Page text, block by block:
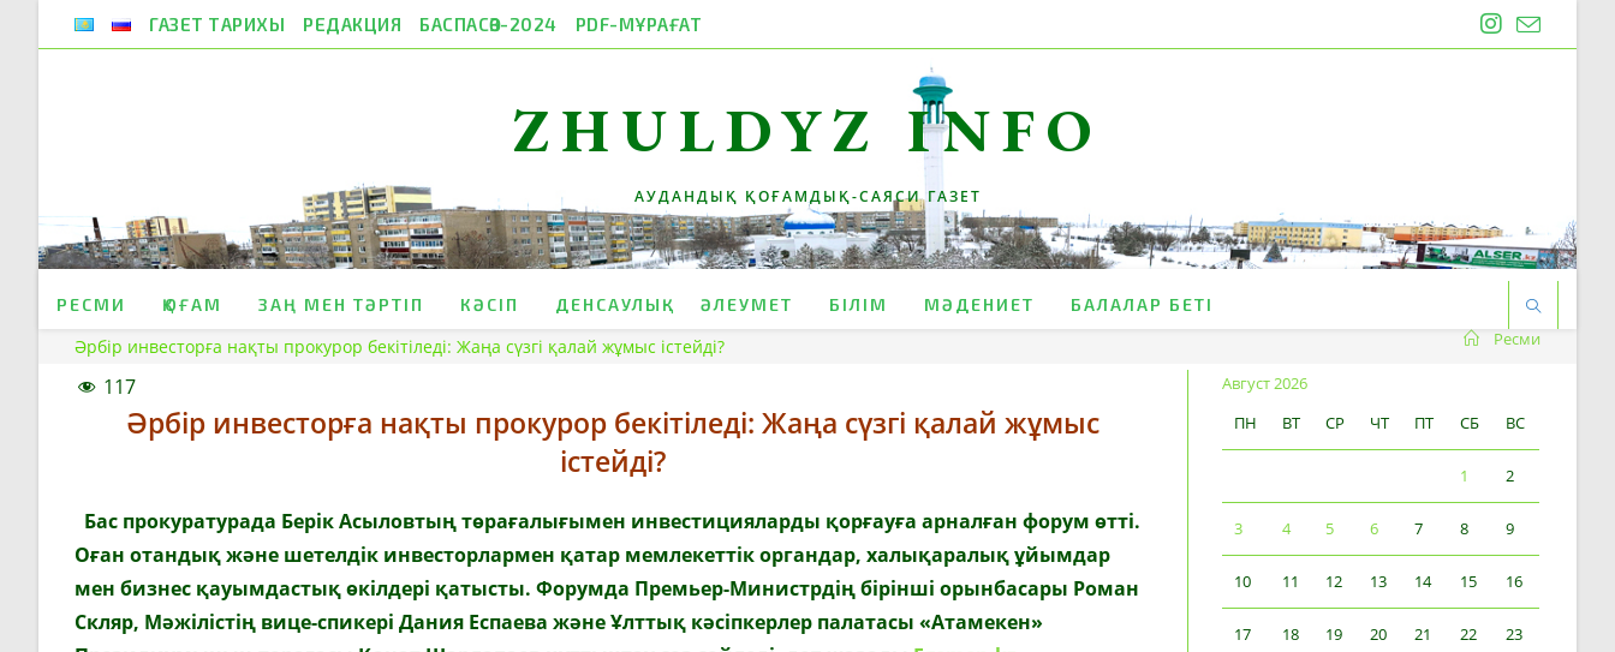
ГАЗЕТ ТАРИХЫ РЕДАКЦИЯ БАСПАСӨЗ-2024 PDF-МҰРАҒАТ
ZHULDYZ INFO
АУДАНДЫҚ ҚОҒАМДЫҚ-САЯСИ ГАЗЕТ
РЕСМИ ҚОҒАМ ЗАҢ МЕН ТӘРТІП КӘСІП ДЕНСАУЛЫҚ ӘЛЕУМЕТ БІЛІМ МӘДЕНИЕТ БАЛАЛАР БЕТІ
Әрбір инвесторға нақты прокурор бекітіледі: Жаңа сүзгі қалай жұмыс істейді? Ресми
117
Әрбір инвесторға нақты прокурор бекітіледі: Жаңа сүзгі қалай жұмыс
істейді?
Бас прокуратурада Берік Асыловтыңтөрағалығымен инвестицияларды қорғауға арналған форум өтті.
Оған отандық және шетелдік инвесторлармен қатар мемлекеттік органдар, халықаралық ұйымдар
мен бизнес қауымдастық өкілдері қатысты. Форумда Премьер-Министрдің бірінші орынбасары Роман
Скляр, Мәжілістің вице-спикері Дания Еспаева және Ұлттық кәсіпкерлер палатасы «Атамекен»
Август 2026
ПН
ВТ СР ЧТ ПТ СБ ВС
1 2
3 4 5 6 7 8 9
10 11 12 13 14 15 16
17 18 19 20 21 22 23